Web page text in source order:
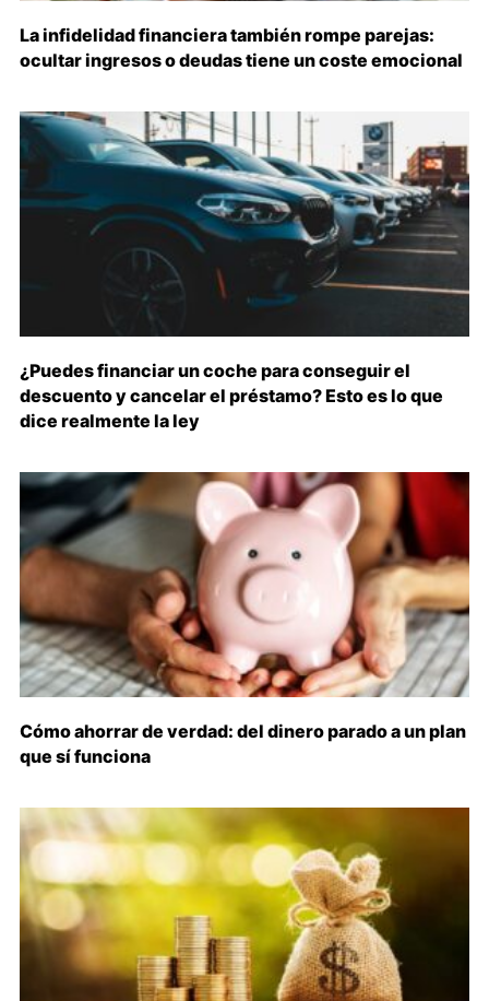
La infidelidad financiera también rompe parejas:
ocultar ingresos o deudas tiene un coste emocional
¿Puedes financiar un coche para conseguir el
descuento y cancelar el préstamo? Esto es lo que
dice realmente la ley
Cómo ahorrar de verdad: del dinero parado a un plan
que sí funciona